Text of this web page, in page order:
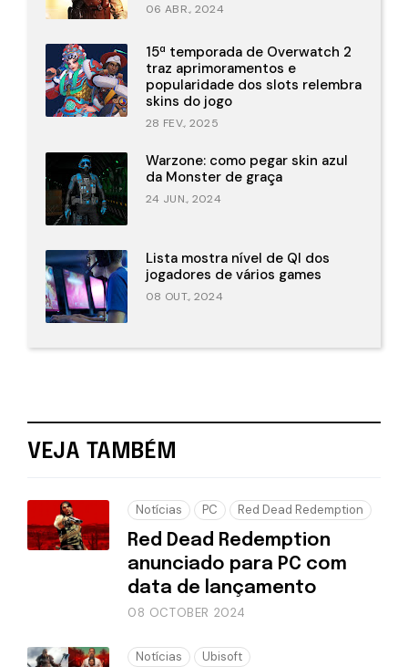
06 ABR., 2024
15ª temporada de Overwatch 2
traz aprimoramentos e
popularidade dos slots relembra
skins do jogo
28 FEV., 2025
Warzone: como pegar skin azul
da Monster de graça
24 JUN., 2024
Lista mostra nível de QI dos
jogadores de vários games
08 OUT., 2024
VEJA TAMBÉM
Notícias PC Red Dead Redemption
Red Dead Redemption
anunciado para PC com
data de lançamento
08 OCTOBER 2024
Notícias Ubisoft